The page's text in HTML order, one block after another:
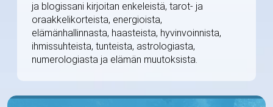
ja blogissani kirjoitan enkeleistä, tarot- ja
oraakkelikorteista, energioista,
elämänhallinnasta, haasteista, hyvinvoinnista,
ihmissuhteista, tunteista, astrologiasta,
numerologiasta ja elämän muutoksista.